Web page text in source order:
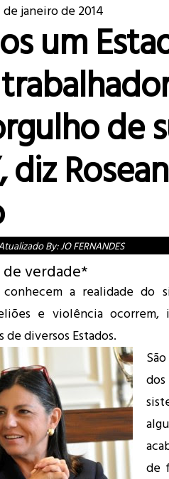
janeiro de 2014
um
de
diz
By:JO FERNANDES
de verdade*
a realidade do
e violência ocorrem,
diversos Estados.
de